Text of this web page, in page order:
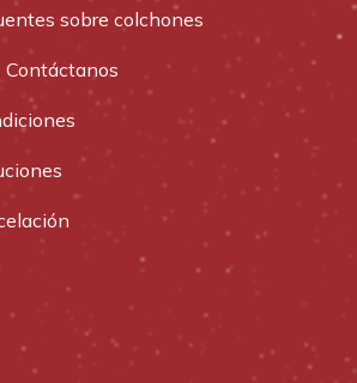
sobre colchones
Contáctanos